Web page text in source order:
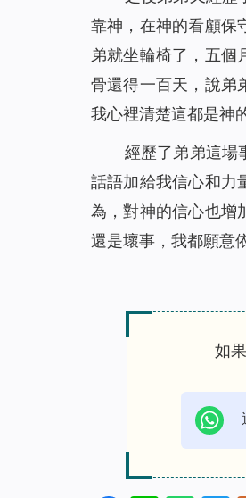
靠神，在神的看顧保
弟就坐輪椅了，五個
骨還得一百天，說弟
我心裡清楚這都是神
經歷了弟弟這場
話語加給我信心和力
為，對神的信心也增
還是壞事，我都願意
如